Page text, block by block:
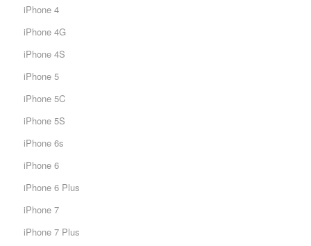
iPhone 4
iPhone 4G
iPhone 4S
iPhone 5
iPhone 5C
iPhone 5S
iPhone 6s
iPhone 6
iPhone 6 Plus
iPhone 7
iPhone 7 Plus